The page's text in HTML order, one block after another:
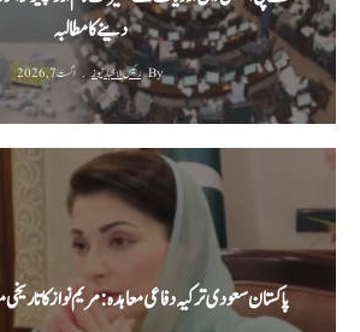
دینے کا مطالبہ
By رئیس الاخبار نیوز اگست 7, 2026
پاکستان سعودی ترکیہ دفاعی معاہدہ: مریم نواز کا